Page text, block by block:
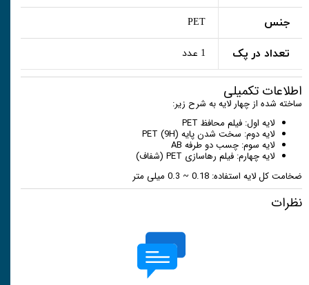
جنس PET
تعداد در پک 1 عدد
اطلاعات تکمیلی
ساخته شده از چهار لایه به شرح زیر:
لایه اول: فیلم محافظ PET
لایه دوم: سخت شدن پایه PET (9H)
لایه سوم: چسب دو طرفه AB
لایه چهارم: فیلم رهاسازی PET (شفاف)
ضخامت کل لایه استفاده: 0.18 ~ 0.3 میلی متر
نظرات